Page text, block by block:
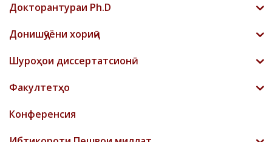
Докторантураи Ph.D
Донишҷӯёни хориҷӣ
Шyроҳои диссертатсионӣ
Факултетҳо
Конференсия